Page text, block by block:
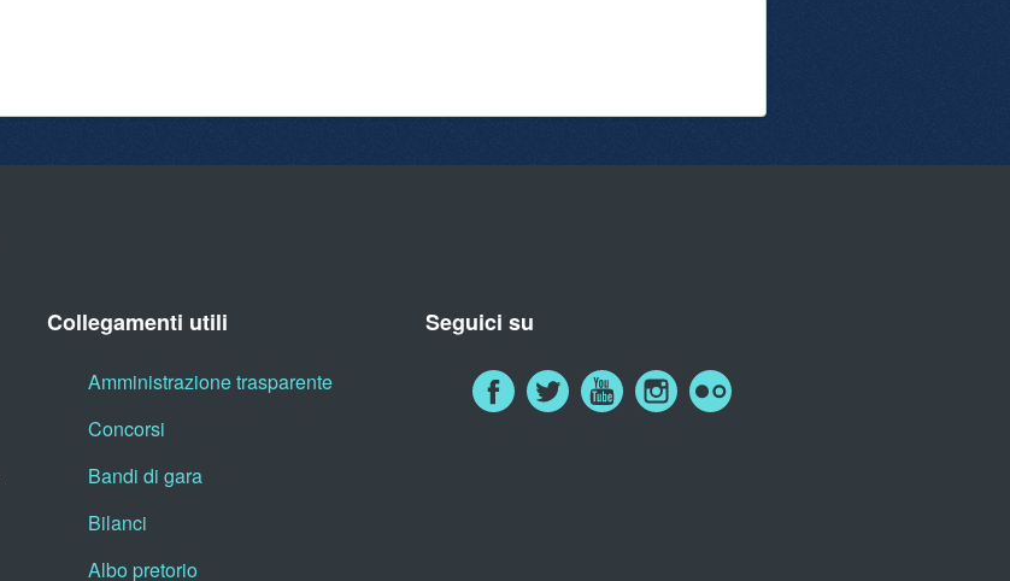
Collegamenti utili
Amministrazione trasparente
Concorsi
Bandi di gara
Bilanci
Albo pretorio
Seguici su